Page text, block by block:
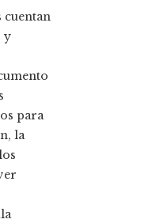
cuentan
y
para
la